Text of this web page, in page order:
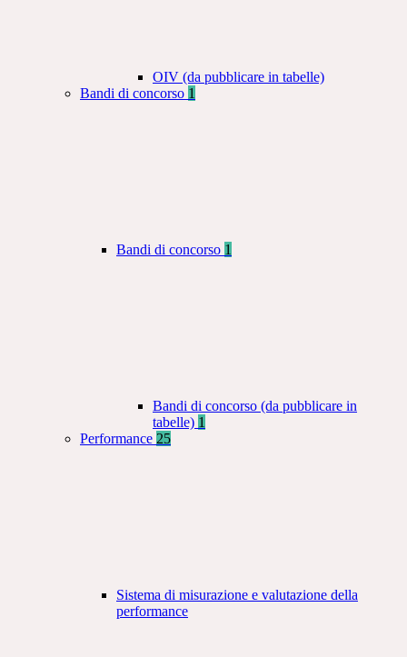
OIV (da pubblicare in tabelle)
Bandi di concorso 1
Bandi di concorso 1
Bandi di concorso (da pubblicare in
tabelle) 1
Performance 25
Sistema di misurazione e valutazione della
performance